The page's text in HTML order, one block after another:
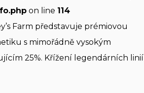
on line 114
Farm představuje prémiovou
s mimořádně vysokým
25%. Křížení legendárních linií